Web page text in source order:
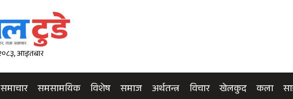
आइतबार
समाचार समसामयिक विशेष समाज अर्थतन्त्र विचार खेलकुद कला